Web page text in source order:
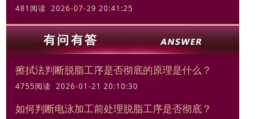
481阅读 2026-07-29 20:41:25
擦拭法判断脱脂工序是否彻底的原理是什么？
4755阅读 2026-01-21 20:10:30
如何判断电泳加工前处理脱脂工序是否彻底？